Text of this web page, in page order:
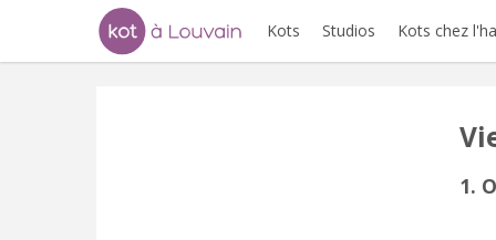
Kots Studios Kots chez
1.